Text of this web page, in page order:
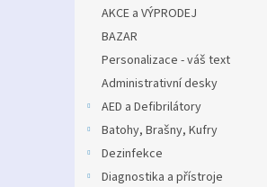
AKCE a VÝPRODEJ
BAZAR
Personalizace - váš text
Administrativní desky
AED a Defibrilátory
Batohy, Brašny, Kufry
Dezinfekce
Diagnostika a přístroje